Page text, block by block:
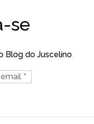
se
Blog do Juscelino